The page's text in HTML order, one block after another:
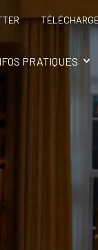
PRATIQUES